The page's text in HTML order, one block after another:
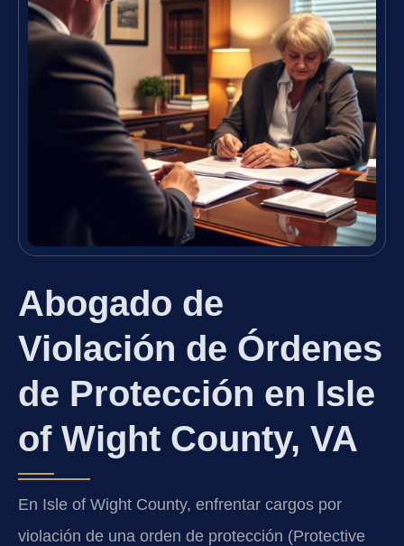
Abogado de
Violación de Órdenes
de Protección en Isle
of Wight County, VA
En Isle of Wight County, enfrentar cargos por
violación de una orden de protección (Protective